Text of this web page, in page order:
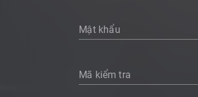
Mật khẩu
Mã kiểm tra